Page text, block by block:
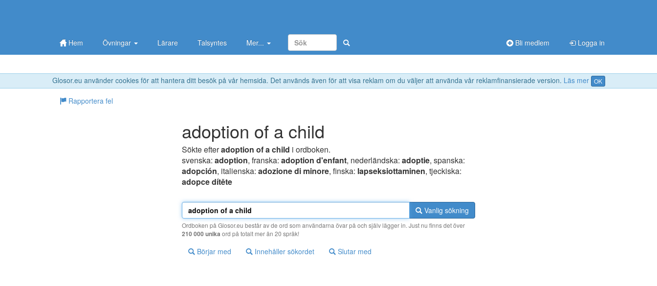
Glosor.eu använder cookies för att hantera ditt besök på vår hemsida. Det används även för att visa reklam om du väljer att använda vår reklamfinansierade version. Läs mer OK
Hem Övningar Lärare Talsyntes Mer... Bli medlem Logga in
Rapportera fel
adoption of a child
Sökte efteradoption of a child i ordboken.
svenska: adoption, franska: adoption d'enfant, nederländska: adoptie, spanska:
adopción, italienska: adozione di minore, finska: lapseksiottaminen, tjeckiska:
adopce dítěte
Vanlig sökning
Ordboken på Glosor.eu består av de ord som användarna övar på och själv lägger in. Just nu finns det över
210 000 unika ord på totalt mer än 20 språk!
Börjar med Innehåller sökordet Slutar med